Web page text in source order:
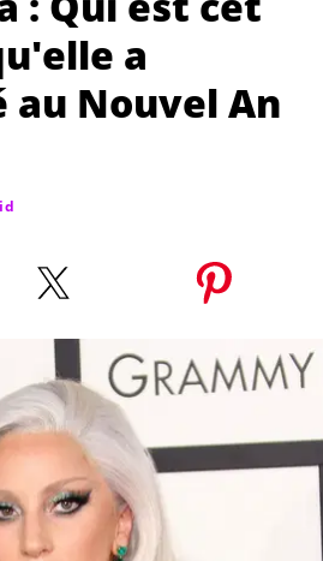
a
au Nouvel An